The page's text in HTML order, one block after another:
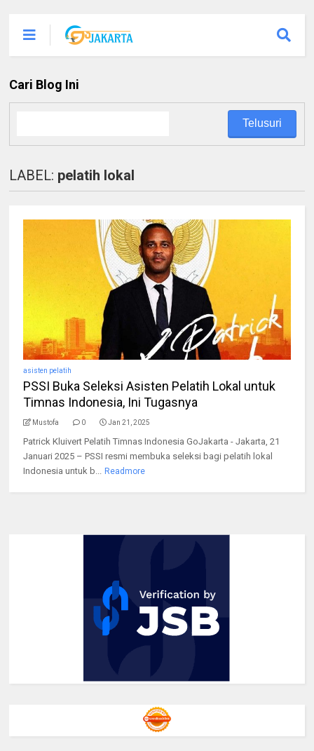
Cari Blog Ini
LABEL: pelatih lokal
asisten pelatih
PSSI Buka Seleksi Asisten Pelatih Lokal untuk
Timnas Indonesia, Ini Tugasnya
Mustofa 0 Jan 21, 2025
Patrick Kluivert Pelatih Timnas Indonesia GoJakarta - Jakarta, 21
Januari 2025 – PSSI resmi membuka seleksi bagi pelatih lokal
Indonesia untuk b...
Readmore